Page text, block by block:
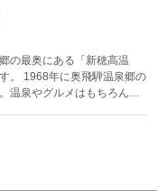
の最奥にある「新穂高温
。 1968年に奥飛騨温泉郷の
温泉やグルメはもちろん、
季限定の「奥飛騨冬物語」
ント。新穂高温泉では「中